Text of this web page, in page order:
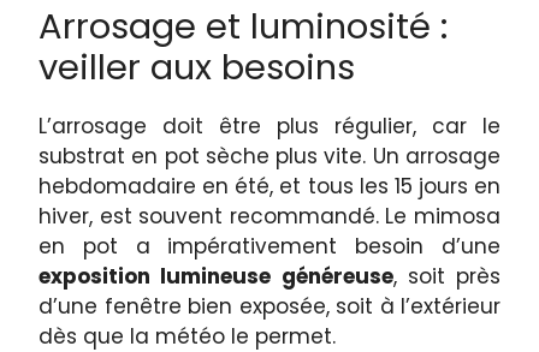
Arrosage et luminosité :
veiller aux besoins
L’arrosage doit être plus régulier, car le
substrat en pot sèche plus vite. Un arrosage
hebdomadaire en été, et tous les 15 jours en
hiver, est souvent recommandé. Le mimosa
en pot a impérativement besoin d’une
exposition lumineuse généreuse, soit près
d’une fenêtre bien exposée, soit à l’extérieur
dès que la météo le permet.